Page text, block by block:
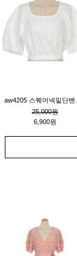
25,000원
6,900원